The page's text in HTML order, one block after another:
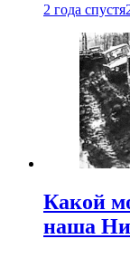
2 года спустя
Какой
наша